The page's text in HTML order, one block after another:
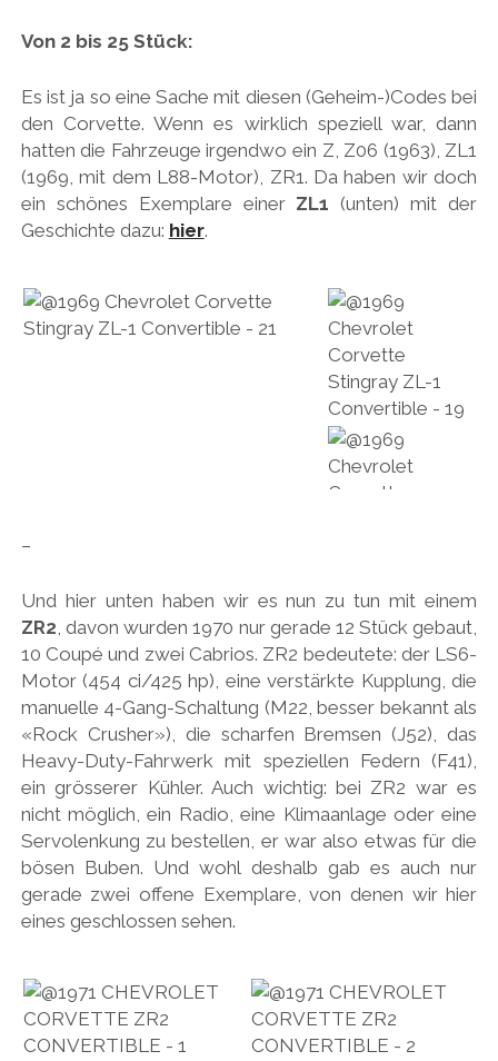
Von 2 bis 25 Stück:
Es ist ja so eine Sache mit diesen (Geheim-)Codes bei
den Corvette. Wenn es wirklich speziell war, dann
hatten die Fahrzeuge irgendwo ein Z, Z06 (1963), ZL1
(1969, mit dem L88-Motor), ZR1. Da haben wir doch
ein schönes Exemplare einer ZL1 (unten) mit der
Geschichte dazu: hier.
–
Und hier unten haben wir es nun zu tun mit einem
ZR2 , davon wurden 1970 nur gerade 12 Stück gebaut,
10 Coupé und zwei Cabrios. ZR2 bedeutete: der LS6-
Motor (454 ci/425 hp), eine verstärkte Kupplung, die
manuelle 4-Gang-Schaltung (M22, besser bekannt als
«Rock Crusher»), die scharfen Bremsen (J52), das
Heavy-Duty-Fahrwerk mit speziellen Federn (F41),
ein grösserer Kühler. Auch wichtig: bei ZR2 war es
nicht möglich, ein Radio, eine Klimaanlage oder eine
Servolenkung zu bestellen, er war also etwas für die
bösen Buben. Und wohl deshalb gab es auch nur
gerade zwei offene Exemplare, von denen wir hier
eines geschlossen sehen.